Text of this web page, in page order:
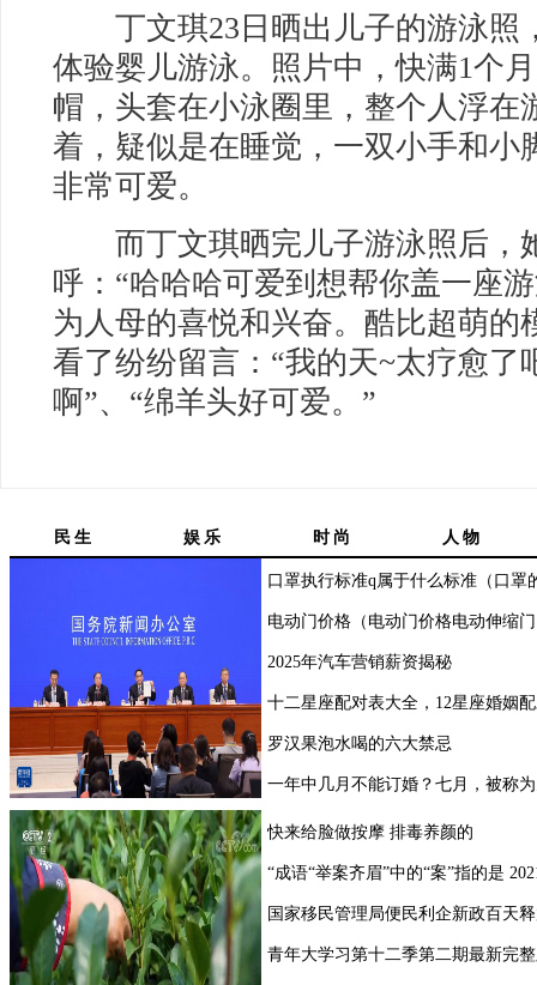
丁文琪23日晒出儿子的游泳照
体验婴儿游泳。照片中，快满1个
帽，头套在小泳圈里，整个人浮在
着，疑似是在睡觉，一双小手和小
非常可爱。
而丁文琪晒完儿子游泳照后，
呼：“哈哈哈可爱到想帮你盖一座
为人母的喜悦和兴奋。酷比超萌的
看了纷纷留言：“我的天~太疗愈了
啊”、“绵羊头好可爱。”